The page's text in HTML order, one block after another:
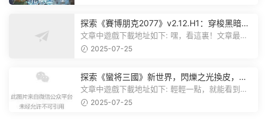
探索《賽博朋克2077》v2.12.H1：穿梭黑暗都
市，感受未來世界的震撼
文章中遊戲下載地址如下: 嘿，看這裏！文章最後
有個圖片，點一下就能加入我們的...
2025-07-25
探索《蠻将三國》新世界，閃爍之光換皮，共
赴手遊盛宴！
文章中遊戲下載地址如下: 輕輕一點，就能看到原
文。 滑動一下屏幕，就能看到...
2025-07-25